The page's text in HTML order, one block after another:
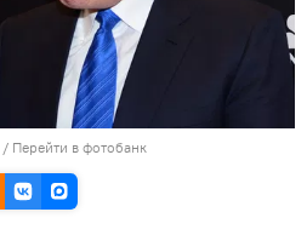
/ Перейти в фотобанк